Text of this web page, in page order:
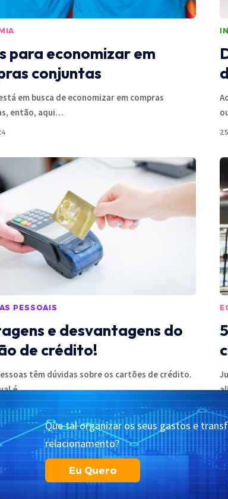
para economizar em
conjuntas
em busca de economizar em compras
então, aqui…
PESSOAIS
e desvantagens do
de crédito!
têm dúvidas sobre os cartões de crédito.
é…
Termos de Uso
Que tal organizar os seus gastos e
relacionamento?